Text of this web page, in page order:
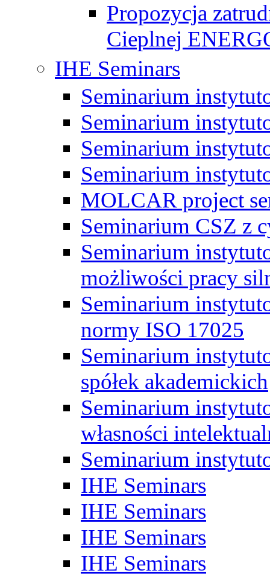
Propozycja
Cieplnej
IHE Seminars
Seminarium
Seminarium
Seminarium
Seminarium
MOLCAR project
Seminarium CSZ z
Seminarium
możliwości pracy
Seminarium
normy ISO 17025
Seminarium
spółek akademickich
Seminarium
własności
Seminarium
IHE Seminars
IHE Seminars
IHE Seminars
IHE Seminars